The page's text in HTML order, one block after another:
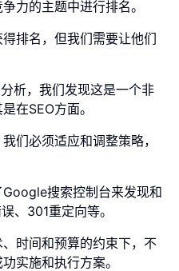
力的主题中进行排名。
排名，但我们需要让他们
析，我们发现这是一个非
在SEO方面。
们必须适应和调整策略，
搜索控制台来发现和
、301重定向等。
时间和预算的约束下，不
实施和执行方案。